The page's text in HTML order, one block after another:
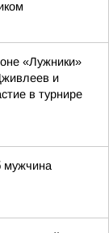
«Лужники»
и
в турнире
мужчина